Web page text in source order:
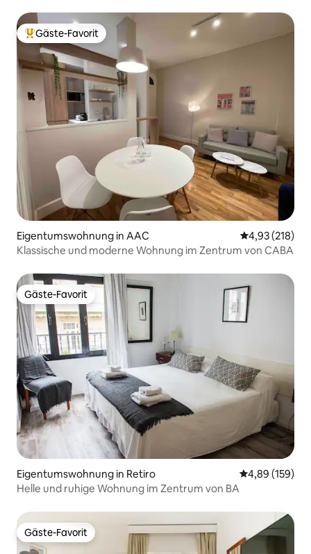
Beliebter Gäste-Favorit.
Gäste-Favorit
Eigentumswohnung in AAC
4,93 (218)
Klassische und moderne Wohnung im Zentrum von CABA
Gäste-Favorit
Gäste-Favorit
Eigentumswohnung in Retiro
4,89 (159)
Helle und ruhige Wohnung im Zentrum von BA
Gäste-Favorit
Gäste-Favorit